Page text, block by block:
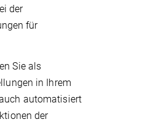
der
für
Sie als
in Ihrem
automatisiert
der